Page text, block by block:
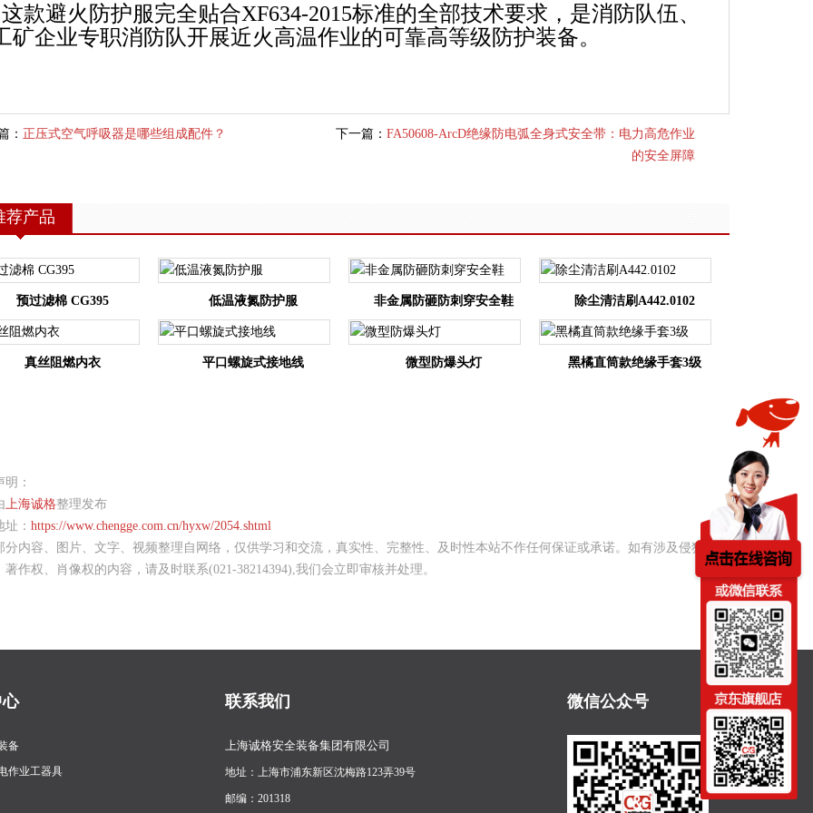
款避火防护服完全贴合XF634-2015标准的全部技术要求，是消防队伍、
矿企业专职消防队开展近火高温作业的可靠高等级防护装备。
： 正压式空气呼吸器是哪些组成配件？ 下一篇： FA50608-ArcD绝缘防电弧全身式安全带：电力高危作业
的安全屏障
荐产品
预过滤棉 CG395 低温液氮防护服 非金属防砸防刺穿安全鞋 除尘清洁刷A442.0102
真丝阻燃内衣 平口螺旋式接地线 微型防爆头灯 黑橘直筒款绝缘手套3级
：
上海诚格整理发布
： https://www.chengge.com.cn/hyxw/2054.shtml
分内容、图片、文字、视频整理自网络，仅供学习和交流，真实性、完整性、及时性本站不作任何保证或承诺。如有涉及侵犯您的
著作权、肖像权的内容，请及时联系(021-38214394),我们会立即审核并处理。
备
作业工器具
联系我们
上海诚格安全装备集团有限公司
地址：上海市浦东新区沈梅路123弄39号
邮编：201318
微信公众号